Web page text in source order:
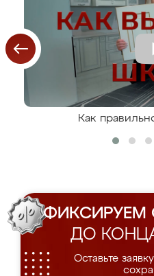
Как
ФИКСИРУЕМ
ДО
Оставьте